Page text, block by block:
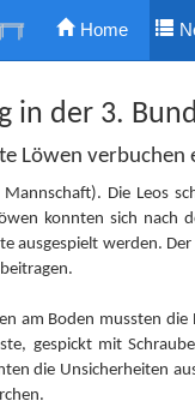
Home
in der 3.
Löwen verbuchen
Die Leos
konnten sich nach
ausgespielt werden.
am Boden mussten
gespickt mit
die Unsicherheiten